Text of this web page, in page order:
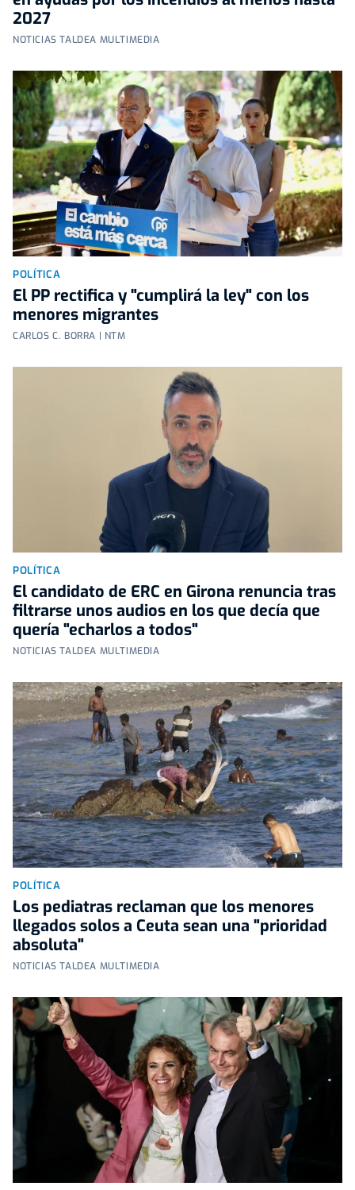
2027
NOTICIAS TALDEA MULTIMEDIA
POLÍTICA
El PP rectifica y "cumplirá la ley" con los
menores migrantes
CARLOS C. BORRA | NTM
POLÍTICA
El candidato de ERC en Girona renuncia tras
filtrarse unos audios en los que decía que
quería "echarlos a todos"
NOTICIAS TALDEA MULTIMEDIA
POLÍTICA
Los pediatras reclaman que los menores
llegados solos a Ceuta sean una "prioridad
absoluta"
NOTICIAS TALDEA MULTIMEDIA